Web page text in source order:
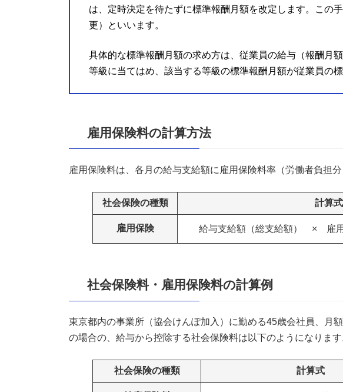
は、定時決定を待たずに標準報酬月額を改定します。この
更）といいます。
具体的な標準報酬月額の求め方は、従業員の給与（報酬月
等級に当てはめ、該当する等級の標準報酬月額が従業員の
雇用保険料の計算方法
雇用保険料は、各月の給与支給額に雇用保険料率（労働者負担分
社会保険の種類 計算式
雇用保険 給与支給額（総支給額） × 雇用
社会保険料・雇用保険料の計算例
東京都内の事業所（協会けんぽ加入）に勤める45歳会社員、月
の場合の、給与から控除する社会保険料は以下のようになります
社会保険の種類 計算式